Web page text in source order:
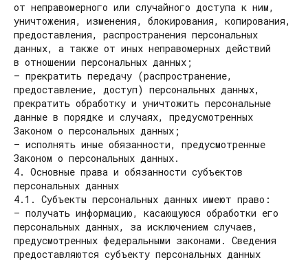
от неправомерного или случайного доступа к ним,
уничтожения, изменения, блокирования, копирования,
предоставления, распространения персональных
данных, а также от иных неправомерных действий
в отношении персональных данных;
— прекратить передачу (распространение,
предоставление, доступ) персональных данных,
прекратить обработку и уничтожить персональные
данные в порядке и случаях, предусмотренных
Законом о персональных данных;
— исполнять иные обязанности, предусмотренные
Законом о персональных данных.
4. Основные права и обязанности субъектов
персональных данных
4.1. Субъекты персональных данных имеют право:
— получать информацию, касающуюся обработки его
персональных данных, за исключением случаев,
предусмотренных федеральными законами. Сведения
предоставляются субъекту персональных данных